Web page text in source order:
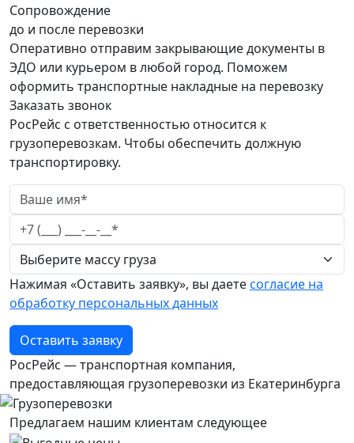
Сопровождение
до и после перевозки
Оперативно отправим закрывающие документы в
ЭДО или курьером в любой город. Поможем
оформить транспортные накладные на перевозку
Заказать звонок
РосРейс с ответственностью относится к
грузоперевозкам. Чтобы обеспечить должную
транспортировку.
Нажимая «Оставить заявку», вы даетесогласие на
обработку персональных данных
Оставить заявку
РосРейс — транспортная компания,
предоставляющая грузоперевозки из Екатеринбурга
Предлагаем нашим клиентам следующее